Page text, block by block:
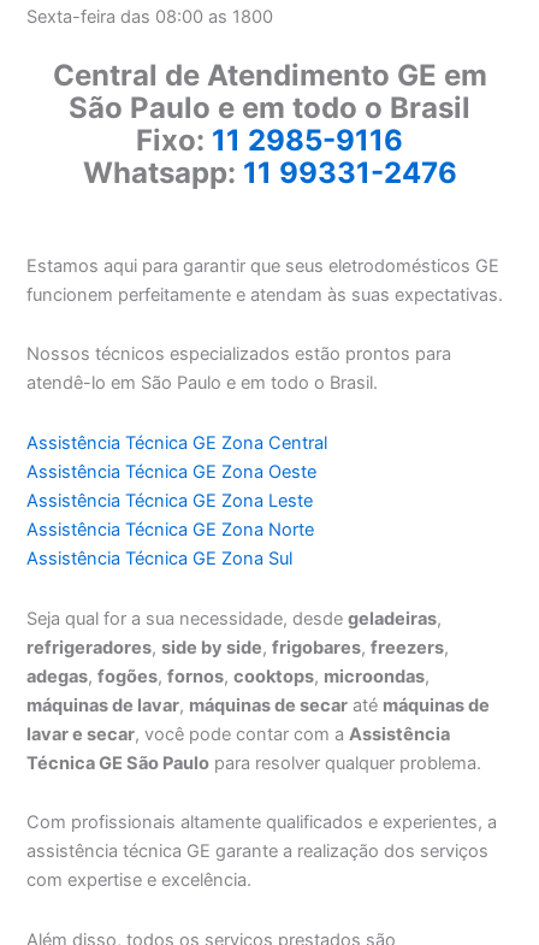
Sexta-feira das 08:00 as 1800
Central de Atendimento GE em
São Paulo e em todo o Brasil
Fixo: 11 2985-9116
Whatsapp: 11 99331-2476
Estamos aqui para garantir que seus eletrodomésticos GE
funcionem perfeitamente e atendam às suas expectativas.
Nossos técnicos especializados estão prontos para
atendê-lo em São Paulo e em todo o Brasil.
Assistência Técnica GE Zona Central
Assistência Técnica GE Zona Oeste
Assistência Técnica GE Zona Leste
Assistência Técnica GE Zona Norte
Assistência Técnica GE Zona Sul
Seja qual for a sua necessidade, desdegeladeiras,
refrigeradores,side by side,frigobares,freezers,
adegas,fogões,fornos,cooktops, microondas,
máquinas de lavar, máquinas de secar até máquinas de
lavar e secar, você pode contar com a Assistência
Técnica GE São Paulo para resolver qualquer problema.
Com profissionais altamente qualificados e experientes, a
assistência técnica GE garante a realização dos serviços
com expertise e excelência.
Além disso, todos os serviços prestados são